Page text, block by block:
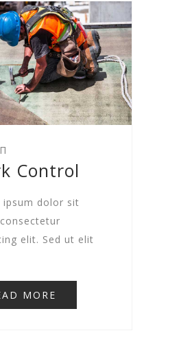
Control
ipsum dolor sit
elit. Sed ut elit
MORE